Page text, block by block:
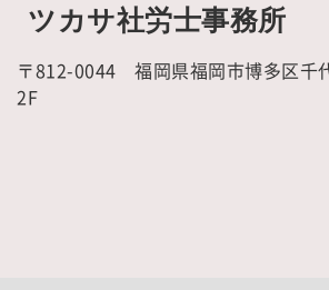
ツカサ社労士事務所
〒812-0044 福岡県福岡市博多区千
2F